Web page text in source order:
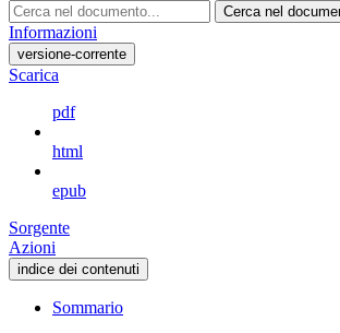
Cerca nel
Informazioni
versione-corrente
Scarica
pdf
html
epub
Sorgente
Azioni
indice dei contenuti
Sommario